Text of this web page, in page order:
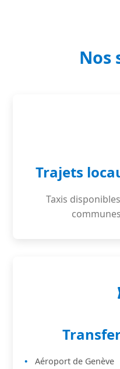
Nos
Trajets
Taxis
Aéroport de Genève